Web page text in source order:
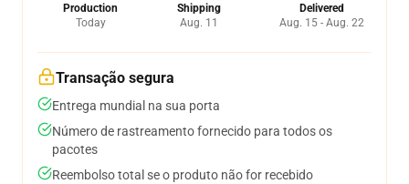
Production
Today
Shipping
Aug. 11
Delivered
Aug. 15 - Aug. 22
Transação segura
Entrega mundial na sua porta
Número de rastreamento fornecido para todos os
pacotes
Reembolso total se o produto não for recebido